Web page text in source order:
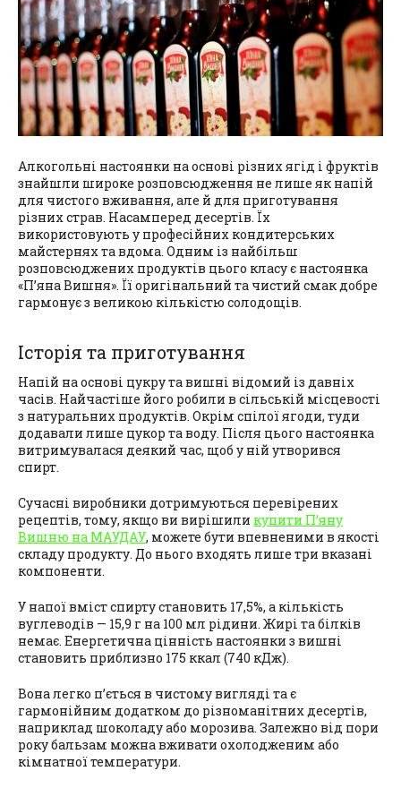
Алкогольні настоянки на основі різних ягід і фруктів
знайшли широке розповсюдження не лише як напій
для чистого вживання, але й для приготування
різних страв. Насамперед десертів. Їх
використовують у професійних кондитерських
майстернях та вдома. Одним із найбільш
розповсюджених продуктів цього класу є настоянка
«П’яна Вишня». Її оригінальний та чистий смак добре
гармонує з великою кількістю солодощів.
Історія та приготування
Напій на основі цукру та вишні відомий із давніх
часів. Найчастіше його робили в сільській місцевості
з натуральних продуктів. Окрім спілої ягоди, туди
додавали лише цукор та воду. Після цього настоянка
витримувалася деякий час, щоб у ній утворився
спирт.
Сучасні виробники дотримуються перевірених
рецептів, тому, якщо ви вирішили купити П’яну
Вишню на МАУДАУ, можете бути впевненими в якості
складу продукту. До нього входять лише три вказані
компоненти.
У напої вміст спирту становить 17,5%, а кількість
вуглеводів — 15,9 г на 100 мл рідини. Жирі та білків
немає. Енергетична цінність настоянки з вишні
становить приблизно 175 ккал (740 кДж).
Вона легко п’ється в чистому вигляді та є
гармонійним додатком до різноманітних десертів,
наприклад шоколаду або морозива. Залежно від пори
року бальзам можна вживати охолодженим або
кімнатної температури.